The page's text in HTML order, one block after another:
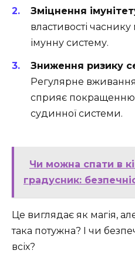
Зміцнення
властивості
імунну систему.
Зниження ризику
Регулярне
сприяє покращенню
судинної системи.
Чи можна спати в
градусник:
Це виглядає як магія,
така потужна? І чи
всіх?